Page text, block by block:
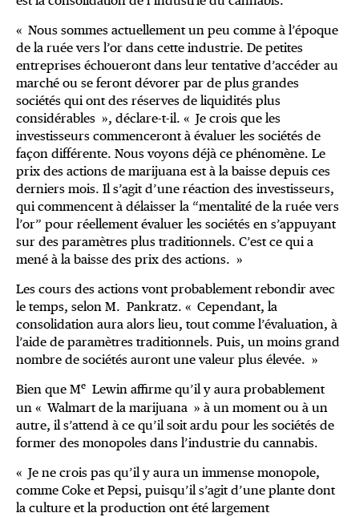
« Nous sommes actuellement un peu comme à l’époque
de la ruée vers l’or dans cette industrie. De petites
entreprises échoueront dans leur tentative d’accéder au
marché ou se feront dévorer par de plus grandes
sociétés qui ont des réserves de liquidités plus
considérables », déclare-t-il. « Je crois que les
investisseurs commenceront à évaluer les sociétés de
façon différente. Nous voyons déjà ce phénomène. Le
prix des actions de marijuana est à la baisse depuis ces
derniers mois. Il s’agit d’une réaction des investisseurs,
qui commencent à délaisser la “mentalité de la ruée vers
l’or” pour réellement évaluer les sociétés en s’appuyant
sur des paramètres plus traditionnels. C’est ce qui a
mené à la baisse des prix des actions. »
Les cours des actions vont probablement rebondir avec
le temps, selon M. Pankratz. « Cependant, la
consolidation aura alors lieu, tout comme l’évaluation, à
l’aide de paramètres traditionnels. Puis, un moins grand
nombre de sociétés auront une valeur plus élevée. »
Bien que Me Lewin affirme qu’il y aura probablement
un « Walmart de la marijuana » à un moment ou à un
autre, il s’attend à ce qu’il soit ardu pour les sociétés de
former des monopoles dans l’industrie du cannabis.
« Je ne crois pas qu’il y aura un immense monopole,
comme Coke et Pepsi, puisqu’il s’agit d’une plante dont
la culture et la production ont été largement